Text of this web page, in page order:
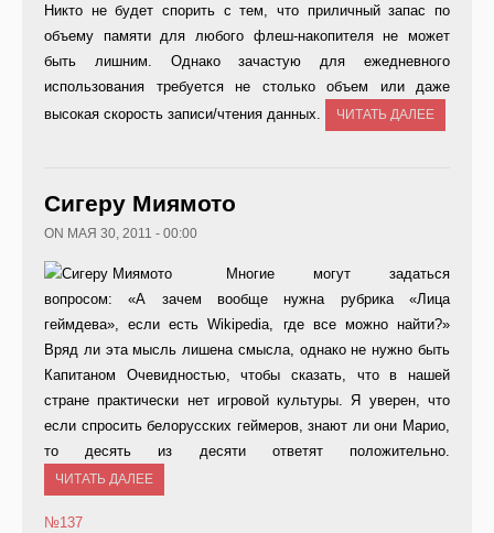
Никто не будет спорить с тем, что приличный запас по
объему памяти для любого флеш-накопителя не может
быть лишним. Однако зачастую для ежедневного
использования требуется не столько объем или даже
высокая скорость записи/чтения данных.
ЧИТАТЬ ДАЛЕЕ
Сигеру Миямото
ON МАЯ 30, 2011 - 00:00
Многие могут задаться
вопросом: «А зачем вообще нужна рубрика «Лица
геймдева», если есть Wikipedia, где все можно найти?»
Вряд ли эта мысль лишена смысла, однако не нужно быть
Капитаном Очевидностью, чтобы сказать, что в нашей
стране практически нет игровой культуры. Я уверен, что
если спросить белорусских геймеров, знают ли они Марио,
то десять из десяти ответят положительно.
ЧИТАТЬ ДАЛЕЕ
№137